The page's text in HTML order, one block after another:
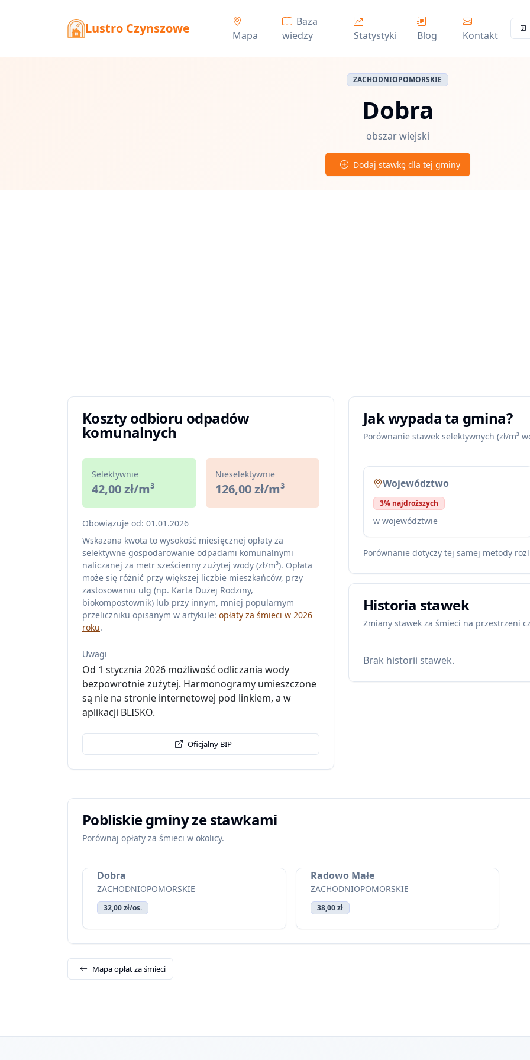
Lustro Czynszowe Mapa
Baza
wiedzy
Statystyki Blog Kontakt
ZACHODNIOPOMORSKIE
Dobra
obszar wiejski
Dodaj stawkę dla tej gminy
Koszty odbioru odpadów
komunalnych
Selektywnie
42,00 zł/m³
Nieselektywnie
126,00 zł/m³
Obowiązuje od: 01.01.2026
Wskazana kwota to wysokość miesięcznej opłaty za
selektywne gospodarowanie odpadami komunalnymi
naliczanej za metr sześcienny zużytej wody (zł/m³). Opłata
może się różnić przy większej liczbie mieszkańców, przy
zastosowaniu ulg (np. Karta Dużej Rodziny,
biokompostownik) lub przy innym, mniej popularnym
przeliczniku opisanym w artykule: opłaty za śmieci w 2026
roku.
Uwagi
Od 1 stycznia 2026 możliwość odliczania wody
bezpowrotnie zużytej. Harmonogramy umieszczone
są nie na stronie internetowej pod linkiem, a w
aplikacji BLISKO.
Oficjalny BIP
Jak wypada ta gmina?
Porównanie stawek selektywnych (zł/m³
Województwo
3% najdroższych
w województwie
Porównanie dotyczy tej samej metody
Historia stawek
Zmiany stawek za śmieci na przestrzeni
Brak historii stawek.
Pobliskie gminy ze stawkami
Porównaj opłaty za śmieci w okolicy.
Dobra
ZACHODNIOPOMORSKIE
32,00 zł/os.
Radowo Małe
ZACHODNIOPOMORSKIE
38,00 zł
Mapa opłat za śmieci